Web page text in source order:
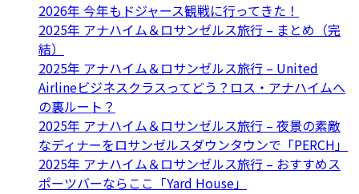
2026年 今年もドジャース観戦に行ってきた！
2025年 アナハイム＆ロサンゼルス旅行 – まとめ（完
結）
2025年 アナハイム＆ロサンゼルス旅行 – United
Airlineビジネスクラスってどう？ロス・アナハイムへ
の裏ルート？
2025年 アナハイム＆ロサンゼルス旅行 – 夜景の素敵
なディナーをロサンゼルスダウンタウンで「PERCH」
2025年 アナハイム＆ロサンゼルス旅行 – おすすめス
ポーツバーならここ「Yard House」